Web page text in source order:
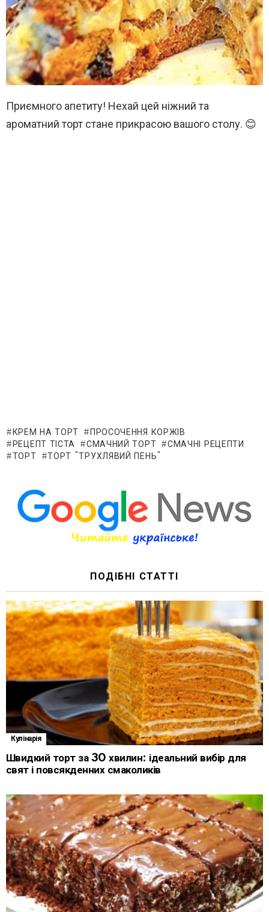
Приємного апетиту! Нехай цей ніжний та
ароматний торт стане прикрасою вашого столу. 😊
КРЕМ НА ТОРТ
ПРОСОЧЕННЯ КОРЖІВ
РЕЦЕПТ ТІСТА
СМАЧНИЙ ТОРТ
СМАЧНІ РЕЦЕПТИ
ТОРТ
ТОРТ "ТРУХЛЯВИЙ ПЕНЬ"
ПОДІБНІ СТАТТІ
Кулінарія
Швидкий торт за 30 хвилин: ідеальний вибір для
свят і повсякденних смаколиків